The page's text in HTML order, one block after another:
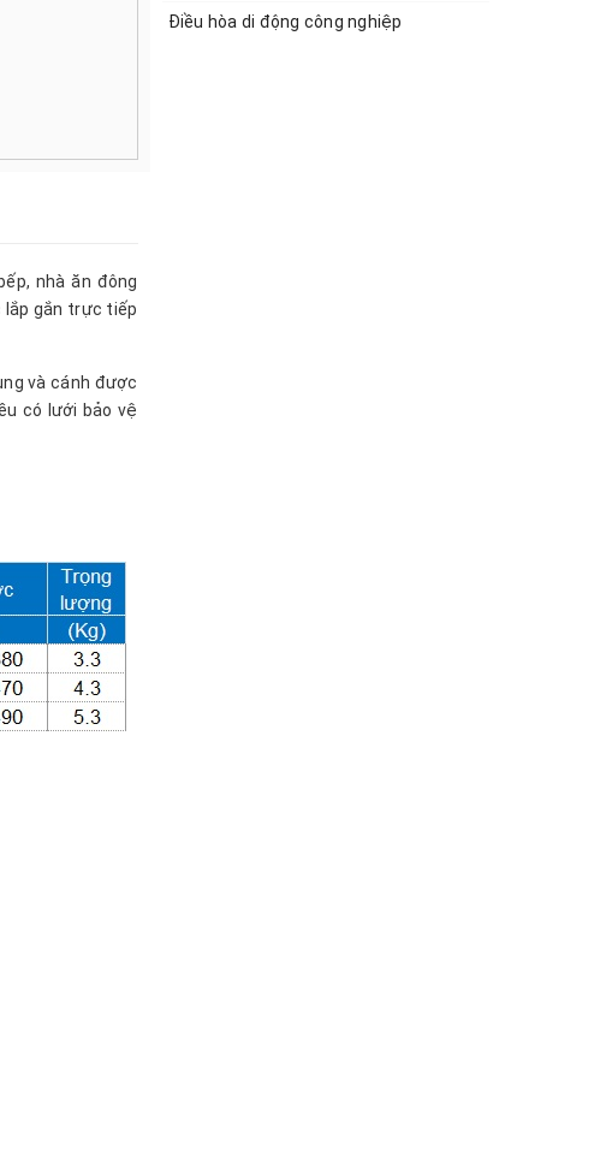
nhà ăn đông
lắp gắn trực tiếp
và cánh được
có lưới bảo vệ
Điều hòa di động công nghiệp